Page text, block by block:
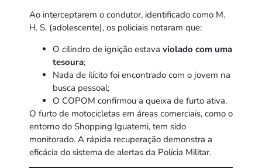
Ao interceptarem o condutor, identificado como M.
H. S. (adolescente), os policiais notaram que:
O cilindro de ignição estava violado com uma
tesoura;
Nada de ilícito foi encontrado com o jovem na
busca pessoal;
O COPOM confirmou a queixa de furto ativa.
O furto de motocicletas em áreas comerciais, como o
entorno do Shopping Iguatemi, tem sido
monitorado. A rápida recuperação demonstra a
eficácia do sistema de alertas da Polícia Militar.